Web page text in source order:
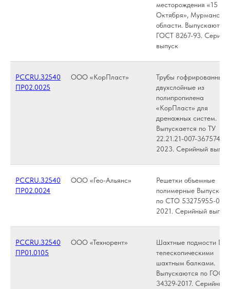
месторождения «15 лет
Октября», Мурманской
области. Выпускаются
ГОСТ 8267-93.
выпуск
РССRU.З2540
ПР02.0025
ООО «КорПласт»
Трубы гофрированные
двухслойные из
полипропилена
«КорПласт» для
дренажных систем.
Выпускается по ТУ
22.21.21-007-
2023. Серийный
РССRU.З2540
ПР02.0024
ООО «Гео-Альянс»
Решетки объемные
полимерные
по СТО 53275955-002-
2021. Серийный
РССRU.З2540
ПР01.0105
ООО «Технорент»
Шахтные подмости
телескопическими
шахтным балками.
Выпускаются по ГОСТ
34329-2017. Серийный